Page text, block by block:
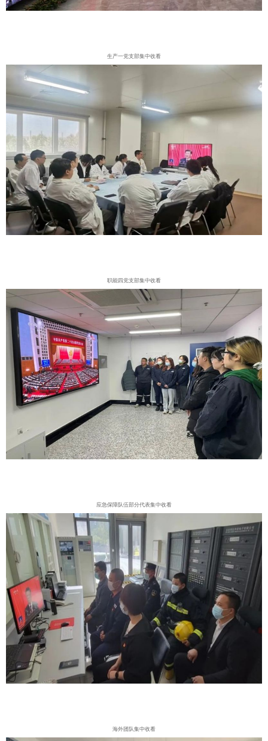
生产一党支部集中收看
职能四党支部集中收看
应急保障队伍部分代表集中收看
海外团队集中收看